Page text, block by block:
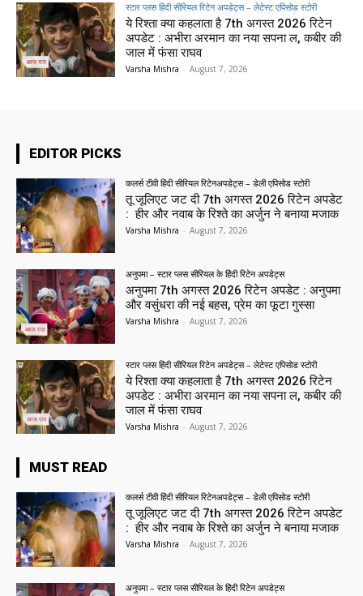
स्टार प्लस हिंदी सीरियल रिटेन अपडेट्स – लेटेस्ट एपिसोड स्टोरी
ये रिश्ता क्या कहलाता है 7th अगस्त 2026 रिटेन
अपडेट : अभीरा अरमान का नया सपना ल, कबीर की
जाल में फंसा राघव
Varsha Mishra - August 7, 2026
EDITOR PICKS
कलर्स टीवी हिंदी सीरियल रिटेनअपडेट्स – डेली एपिसोड स्टोरी
तू जूलिएट जट दी 7th अगस्त 2026 रिटेन अपडेट
: हीर और नवाब के रिश्ते का अर्जुन ने बनाया मजाक
Varsha Mishra - August 7, 2026
अनुपमा – स्टार प्लस सीरियल के हिंदी रिटेन अपडेट्स
अनुपमा 7th अगस्त 2026 रिटेन अपडेट : अनुपमा
और वसुंधरा की नई बहस, प्रेम का फूटा गुस्सा
Varsha Mishra - August 7, 2026
स्टार प्लस हिंदी सीरियल रिटेन अपडेट्स – लेटेस्ट एपिसोड स्टोरी
ये रिश्ता क्या कहलाता है 7th अगस्त 2026 रिटेन
अपडेट : अभीरा अरमान का नया सपना ल, कबीर की
जाल में फंसा राघव
Varsha Mishra - August 7, 2026
MUST READ
कलर्स टीवी हिंदी सीरियल रिटेनअपडेट्स – डेली एपिसोड स्टोरी
तू जूलिएट जट दी 7th अगस्त 2026 रिटेन अपडेट
: हीर और नवाब के रिश्ते का अर्जुन ने बनाया मजाक
Varsha Mishra - August 7, 2026
अनुपमा – स्टार प्लस सीरियल के हिंदी रिटेन अपडेट्स